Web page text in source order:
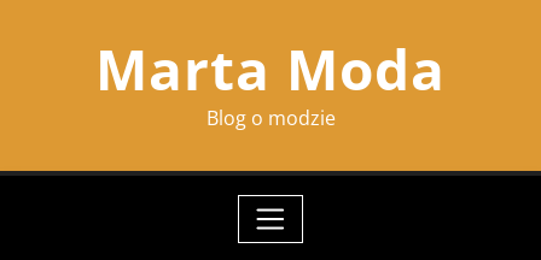
Marta Moda
Blog o modzie